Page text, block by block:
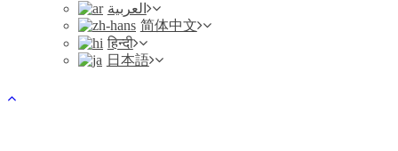
العربية
简体中文
हिन्दी
日本語